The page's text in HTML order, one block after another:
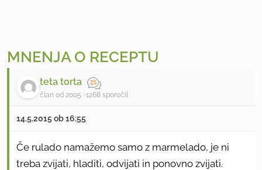
MNENJA O RECEPTU
teta torta
član od 2005 1268 sporočil
14.5.2015 ob 16:55
Če rulado namažemo samo z marmelado, je ni
treba zvijati, hladiti, odvijati in ponovno zvijati.